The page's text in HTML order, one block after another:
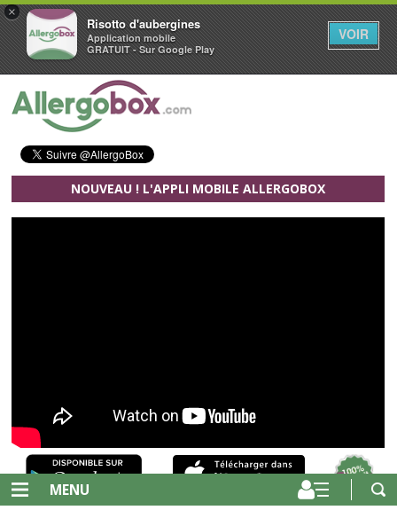
×
Risotto d'aubergines
Application mobile
GRATUIT - Sur Google Play
VOIR
Aller au contenu principal
NOUVEAU ! L'APPLI MOBILE ALLERGOBOX
MENU